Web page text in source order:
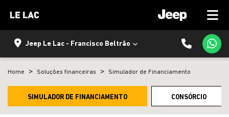
Jeep Le Lac - Francisco Beltrão
Home Soluções financeiras Simulador de Financiamento
SIMULADOR DE FINANCIAMENTO CONSÓRCIO